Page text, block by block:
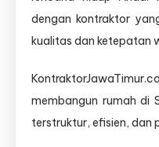
dengan kontraktor
kualitas dan ketepatan
membangun rumah di
terstruktur, efisien, dan